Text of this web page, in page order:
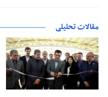
مقالات تحلیلی